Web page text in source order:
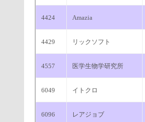
4424 Amazia
4429 リックソフト
4557 医学生物学研究所
6049 イトクロ
6096 レアジョブ